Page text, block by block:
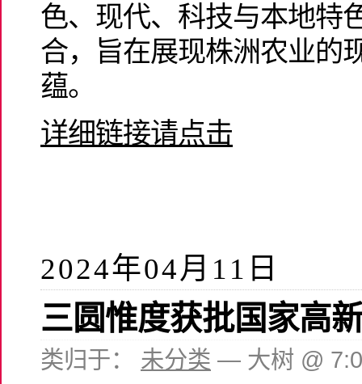
色、现代、科技与本地特
合，旨在展现株洲农业的
蕴。
详细链接请点击
2024年04月11日
三圆惟度获批国家高
类归于： 未分类 — 大树 @